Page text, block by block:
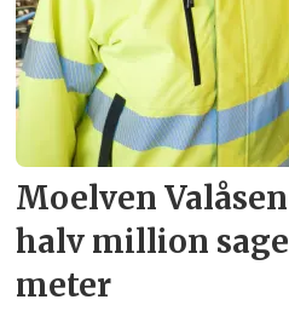
Moelven
halv million
meter